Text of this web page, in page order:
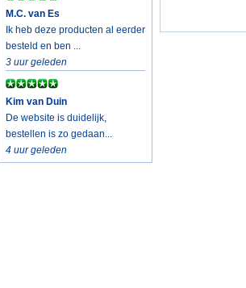
M.C. van Es
Ik heb deze producten al eerder
besteld en ben ...
3 uur geleden
Kim van Duin
De website is duidelijk,
bestellen is zo gedaan...
4 uur geleden